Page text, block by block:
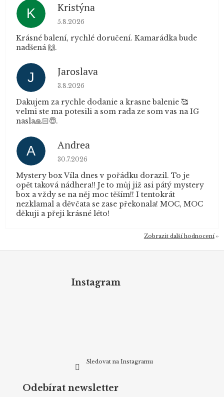
K Kristýna
Hodnocení obchodu je 5 z 5 hvězdiček.
5.8.2026
Krásné balení, rychlé doručení. Kamarádka bude
nadšená 🙌.
J Jaroslava
Hodnocení obchodu je 5 z 5 hvězdiček.
3.8.2026
Dakujem za rychle dodanie a krasne balenie 🥰
velmi ste ma potesili a som rada ze som vas na IG
nasla🙏🏻😇.
A Andrea
Hodnocení obchodu je 5 z 5 hvězdiček.
30.7.2026
Mystery box Víla dnes v pořádku dorazil. To je
opět taková nádhera!! Je to můj již asi pátý mystery
box a vždy se na něj moc těším!! I tentokrát
nezklamal a děvčata se zase překonala! MOC, MOC
děkuji a přeji krásné léto!
Zobrazit další hodnocení
Instagram
Sledovat na Instagramu
Odebírat newsletter